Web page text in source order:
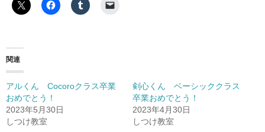
関連
アルくん Cocoroクラス卒業
おめでとう！
2023年5月30日
しつけ教室
剣心くん ベーシッククラス
卒業おめでとう！
2023年4月30日
しつけ教室